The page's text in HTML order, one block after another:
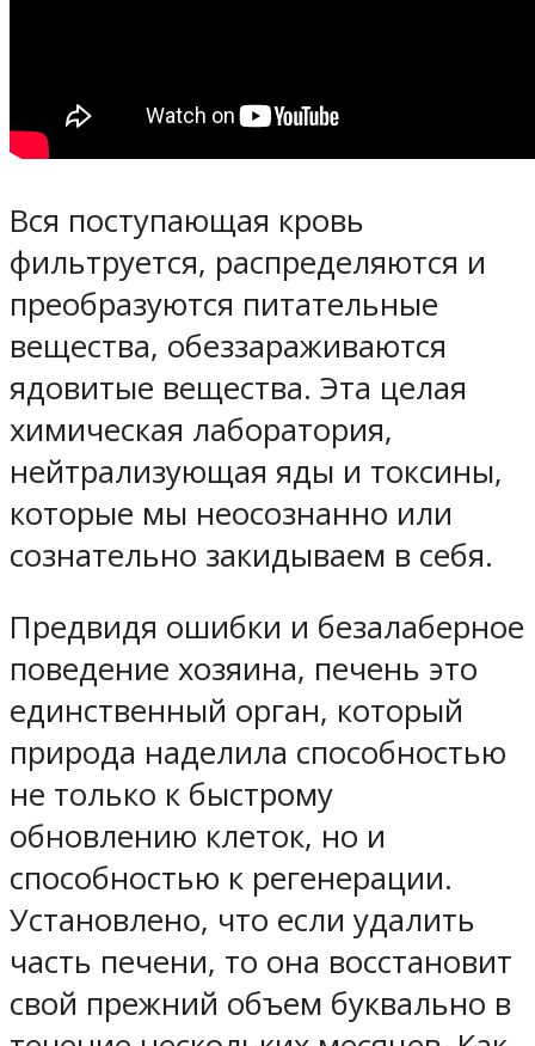
Вся поступающая кровь
фильтруется, распределяются и
преобразуются питательные
вещества, обеззараживаются
ядовитые вещества. Эта целая
химическая лаборатория,
нейтрализующая яды и токсины,
которые мы неосознанно или
сознательно закидываем в себя.
Предвидя ошибки и безалаберное
поведение хозяина, печень это
единственный орган, который
природа наделила способностью
не только к быстрому
обновлению клеток, но и
способностью к регенерации.
Установлено, что если удалить
часть печени, то она восстановит
свой прежний объем буквально в